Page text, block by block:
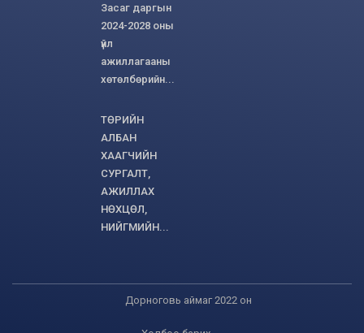
Засаг даргын
2024-2028 оны
үйл
ажиллагааны
хөтөлбөрийн...
ТӨРИЙН
АЛБАН
ХААГЧИЙН
СУРГАЛТ,
АЖИЛЛАХ
НӨХЦӨЛ,
НИЙГМИЙН...
Дорноговь аймаг 2022 он